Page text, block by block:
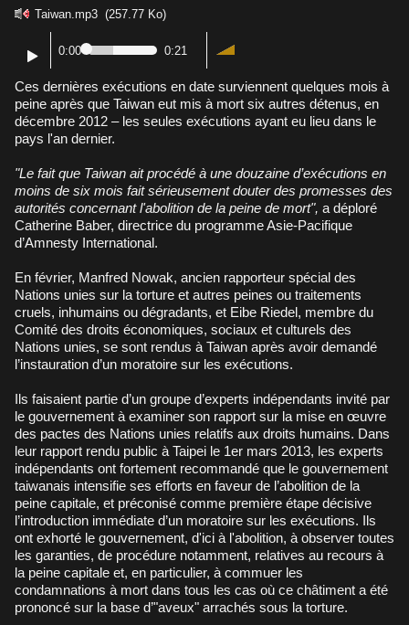
Taiwan.mp3 (257.77 Ko)
0:00 0:21
Ces dernières exécutions en date surviennent quelques mois à
peine après que Taiwan eut mis à mort six autres détenus, en
décembre 2012 – les seules exécutions ayant eu lieu dans le
pays l'an dernier.
"Le fait que Taiwan ait procédé à une douzaine d’exécutions en
moins de six mois fait sérieusement douter des promesses des
autorités concernant l'abolition de la peine de mort", a déploré
Catherine Baber, directrice du programme Asie-Pacifique
d’Amnesty International.
En février, Manfred Nowak, ancien rapporteur spécial des
Nations unies sur la torture et autres peines ou traitements
cruels, inhumains ou dégradants, et Eibe Riedel, membre du
Comité des droits économiques, sociaux et culturels des
Nations unies, se sont rendus à Taiwan après avoir demandé
l’instauration d’un moratoire sur les exécutions.
Ils faisaient partie d’un groupe d’experts indépendants invité par
le gouvernement à examiner son rapport sur la mise en œuvre
des pactes des Nations unies relatifs aux droits humains. Dans
leur rapport rendu public à Taipei le 1er mars 2013, les experts
indépendants ont fortement recommandé que le gouvernement
taiwanais intensifie ses efforts en faveur de l’abolition de la
peine capitale, et préconisé comme première étape décisive
l’introduction immédiate d’un moratoire sur les exécutions. Ils
ont exhorté le gouvernement, d'ici à l'abolition, à observer toutes
les garanties, de procédure notamment, relatives au recours à
la peine capitale et, en particulier, à commuer les
condamnations à mort dans tous les cas où ce châtiment a été
prononcé sur la base d’"aveux" arrachés sous la torture.